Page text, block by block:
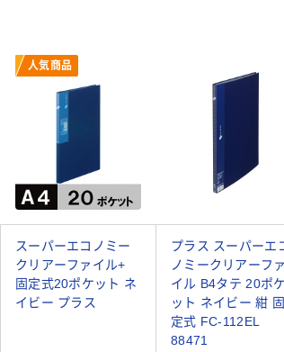
人気商品
スーパーエコノミー
クリアーファイル+
固定式20ポケット ネ
イビー プラス
プラス スーパーエ
ノミークリアーファ
イル B4タテ 20ポケ
ット ネイビー 紺 固
定式 FC-112EL
88471